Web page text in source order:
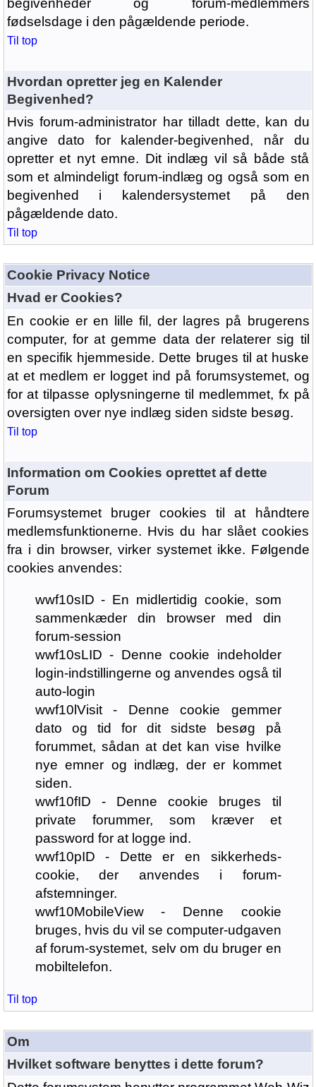
begivenheder og forum-medlemmers
fødselsdage i den pågældende periode.
Til top
Hvordan opretter jeg en Kalender
Begivenhed?
Hvis forum-administrator har tilladt dette, kan du
angive dato for kalender-begivenhed, når du
opretter et nyt emne. Dit indlæg vil så både stå
som et almindeligt forum-indlæg og også som en
begivenhed i kalendersystemet på den
pågældende dato.
Til top
Cookie Privacy Notice
Hvad er Cookies?
En cookie er en lille fil, der lagres på brugerens
computer, for at gemme data der relaterer sig til
en specifik hjemmeside. Dette bruges til at huske
at et medlem er logget ind på forumsystemet, og
for at tilpasse oplysningerne til medlemmet, fx på
oversigten over nye indlæg siden sidste besøg.
Til top
Information om Cookies oprettet af dette
Forum
Forumsystemet bruger cookies til at håndtere
medlemsfunktionerne. Hvis du har slået cookies
fra i din browser, virker systemet ikke. Følgende
cookies anvendes:
wwf10sID - En midlertidig cookie, som
sammenkæder din browser med din
forum-session
wwf10sLID - Denne cookie indeholder
login-indstillingerne og anvendes også til
auto-login
wwf10lVisit - Denne cookie gemmer
dato og tid for dit sidste besøg på
forummet, sådan at det kan vise hvilke
nye emner og indlæg, der er kommet
siden.
wwf10fID - Denne cookie bruges til
private forummer, som kræver et
password for at logge ind.
wwf10pID - Dette er en sikkerheds-
cookie, der anvendes i forum-
afstemninger.
wwf10MobileView - Denne cookie
bruges, hvis du vil se computer-udgaven
af forum-systemet, selv om du bruger en
mobiltelefon.
Til top
Om
Hvilket software benyttes i dette forum?